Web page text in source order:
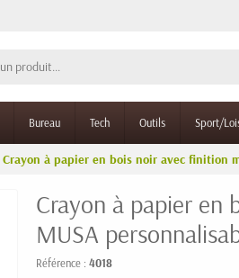
Bureau Tech Outils Sport/
Crayon à papier en bois noir avec finition
Crayon à papier en
MUSA
Référence : 4018